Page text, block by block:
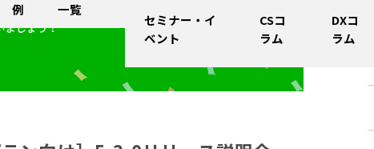
例
一覧
セミナー・イ
ベント
CSコ
ラム
DXコ
ラム